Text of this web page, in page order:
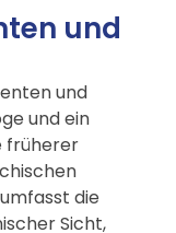
und
und
und ein
früherer
die
Sicht,